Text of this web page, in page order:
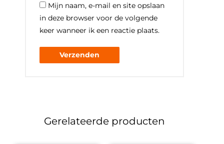
Mijn naam, e-mail en site opslaan
in deze browser voor de volgende
keer wanneer ik een reactie plaats.
Gerelateerde producten